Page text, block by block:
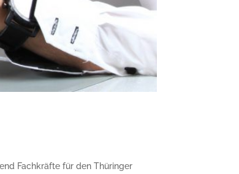
Fachkräfte für den Thüringer